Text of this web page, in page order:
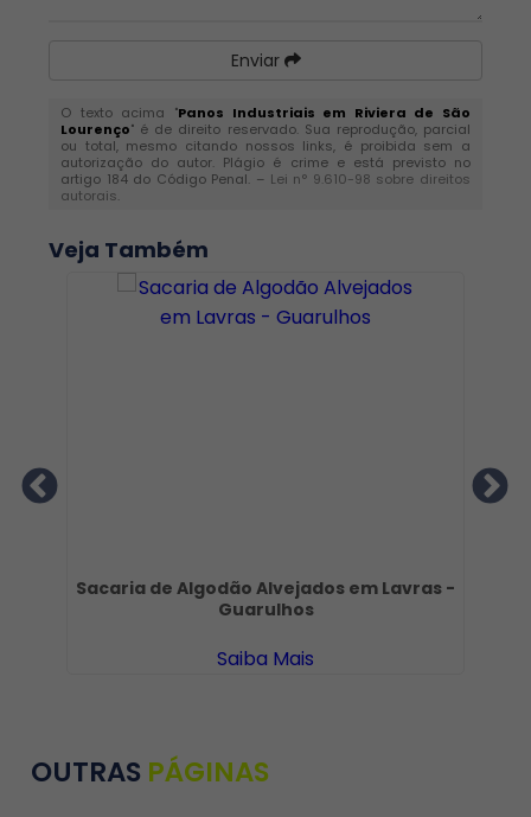
Enviar
O texto acima "Panos Industriais em Riviera de São
Lourenço" é de direito reservado. Sua reprodução, parcial
ou total, mesmo citando nossos links, é proibida sem a
autorização do autor. Plágio é crime e está previsto no
artigo 184 do Código Penal. – Lei n° 9.610-98 sobre direitos
autorais.
Veja Também
Sacaria de Algodão Alvejados em Lavras -
Guarulhos
Saiba Mais
OUTRAS PÁGINAS